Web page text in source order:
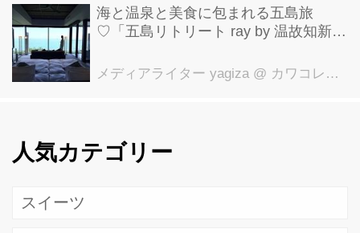
海と温泉と美食に包まれる五島旅
♡「五島リトリート ray by 温故知新」
メディアライター yagiza @ カワコレメディア編集部
人気カテゴリー
スイーツ